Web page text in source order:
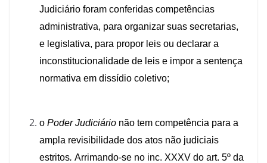
Judiciário foram conferidas competências
administrativa, para organizar suas secretarias,
e legislativa, para propor leis ou declarar a
inconstitucionalidade de leis e impor a sentença
normativa em dissídio coletivo;
o Poder Judiciário não tem competência para a
ampla revisibilidade dos atos não judiciais
estritos. Arrimando-se no inc. XXXV do art. 5º da